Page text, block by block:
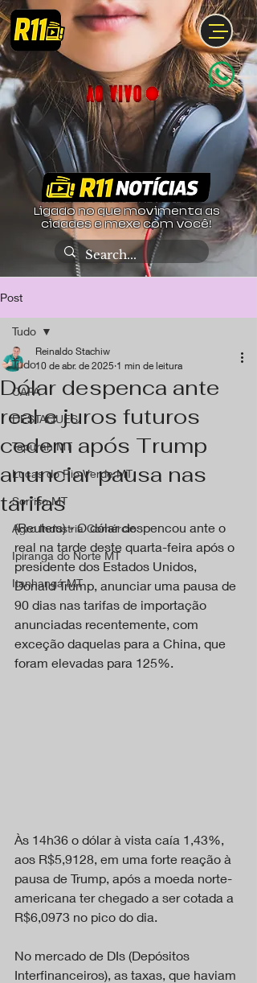
Ligado no que movimenta as
cidades e mexe com você!
Post
Tudo
CAPA
DESTAQUES
Tapurah MT
Lucas do Rio Verde MT
Sorriso MT
Agro Industria Comércio
Ipiranga do Norte MT
Itanhangá MT
Tudo
Dólar despenca ante
real e juros futuros
cedem após Trump
anunciar pausa nas
tarifas
Reinaldo Stachiw
10 de abr. de 2025 1 min de leitura
(Reuters) - O dólar despencou ante o
real na tarde deste quarta-feira após o
presidente dos Estados Unidos,
Donald Trump, anunciar uma pausa de
90 dias nas tarifas de importação
anunciadas recentemente, com
exceção daquelas para a China, que
foram elevadas para 125%.
Às 14h36 o dólar à vista caía 1,43%,
aos R$5,9128, em uma forte reação à
pausa de Trump, após a moeda norte-
americana ter chegado a ser cotada a
R$6,0973 no pico do dia.
No mercado de DIs (Depósitos
Interfinanceiros), as taxas, que haviam